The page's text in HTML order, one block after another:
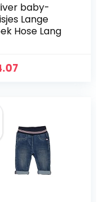
baby-
Lange
Hose Lang